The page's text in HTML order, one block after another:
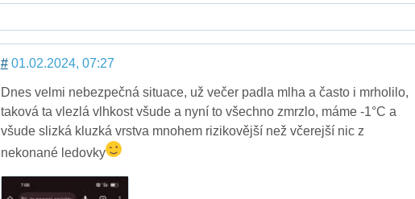
#01.02.2024, 07:27
Dnes velmi nebezpečná situace, už večer padla mlha a často i mrholilo,
taková ta vlezlá vlhkost všude a nyní to všechno zmrzlo, máme -1°C a
všude slizká kluzká vrstva mnohem rizikovější než včerejší nic z
nekonané ledovky